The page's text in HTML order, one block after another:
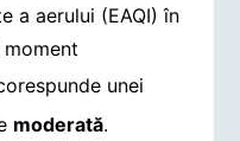
a aerului (EAQI) în
unei
moderată.